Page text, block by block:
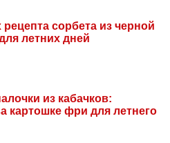
сорбета из черной
летних дней
из кабачков:
картошке фри для летнего